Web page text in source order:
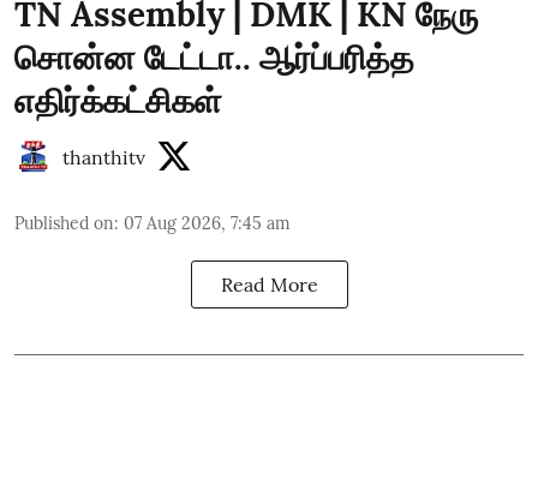
TN Assembly | DMK | KN நேரு
சொன்ன டேட்டா.. ஆர்ப்பரித்த
எதிர்க்கட்சிகள்
thanthitv
Published on: 07 Aug 2026, 7:45 am
Read More